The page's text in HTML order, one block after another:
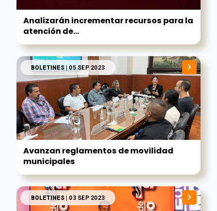
Analizarán incrementar recursos para la
atención de...
BOLETINES| 05 SEP 2023
Avanzan reglamentos de movilidad
municipales
BOLETINES| 03 SEP 2023